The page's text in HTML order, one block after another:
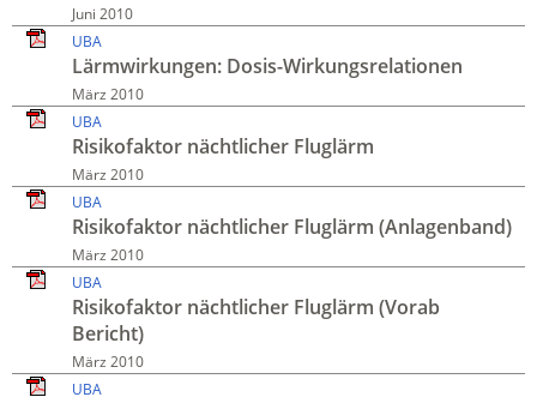
Juni 2010
UBA
Lärm­wirkungen: Dosis-Wirkungs­relationen
März 2010
UBA
Risiko­faktor nächt­licher Flug­lärm
März 2010
UBA
Risiko­faktor nächt­licher Flug­lärm (Anlagen­band)
März 2010
UBA
Risiko­faktor nächt­licher Flug­lärm (Vorab
Bericht)
März 2010
UBA